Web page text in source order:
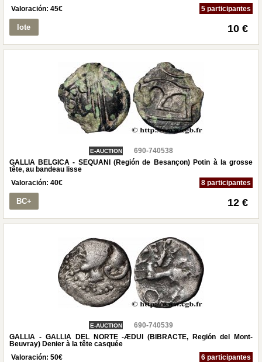
Valoración: 45€ 5 participantes
lote 10 €
E-AUCTION
690-740538
GALLIA BELGICA - SEQUANI (Región de Besançon) Potin à la grosse
tête, au bandeau lisse
Valoración: 40€ 8 participantes
BC+ 12 €
E-AUCTION
690-740539
GALLIA - GALLIA DEL NORTE -ÆDUI (BIBRACTE, Región del Mont-
Beuvray) Denier à la tête casquée
Valoración: 50€ 6 participantes